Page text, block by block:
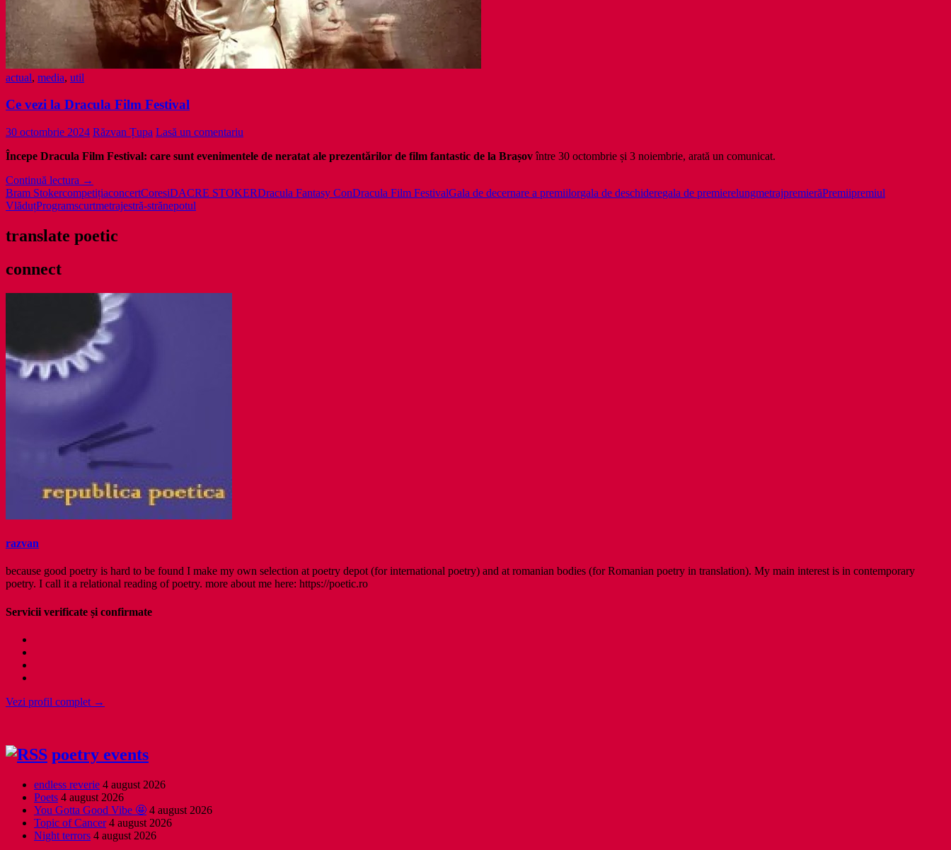
actual, media, util
Ce vezi la Dracula Film Festival
30 octombrie 2024 Răzvan Țupa Lasă un comentariu
Începe Dracula Film Festival: care sunt evenimentele de neratat ale prezentărilor de film fantastic de la Brașovîntre 30 octombrie și 3 noiembrie, arată un comunicat.
Continuă lectura Ce
vezi
la
Film
Festival
→
Bram StokercompetițiaconcertCoresiDACRE STOKERDracula Fantasy ConDracula Film FestivalGala de decernare a premiilorgala de deschideregala de premierelungmetrajpremierăPremiipremiul
VlăduțProgramscurtmetrajestră-strănepotul
translate poetic
connect
razvan
because good poetry is hard to be found I make my own selection at poetry depot (for international poetry) and at romanian bodies (for Romanian poetry in translation). My main interest is in contemporary
poetry. I call it a relational reading of poetry. more about me here: https://poetic.ro
Servicii verificate și confirmate
Vezi profil complet →
poetry events
endless reverie 4 august 2026
Poets 4 august 2026
You Gotta Good Vibe 🤩 4 august 2026
Topic of Cancer 4 august 2026
Night terrors 4 august 2026